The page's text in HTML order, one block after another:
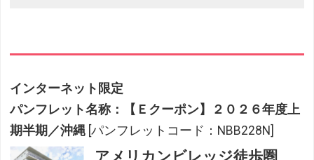
インターネット限定
パンフレット名称：【Ｅクーポン】２０２６年度上
期半期／沖縄 [パンフレットコード：NBB228N]
アメリカンビレッジ徒歩圏